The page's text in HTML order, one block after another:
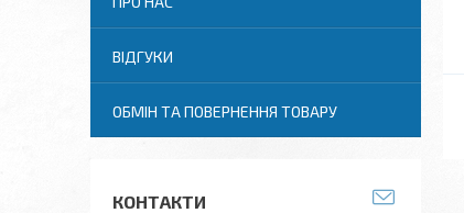
ВІДГУКИ
ОБМІН ТА ПОВЕРНЕННЯ ТОВАРУ
КОНТАКТИ